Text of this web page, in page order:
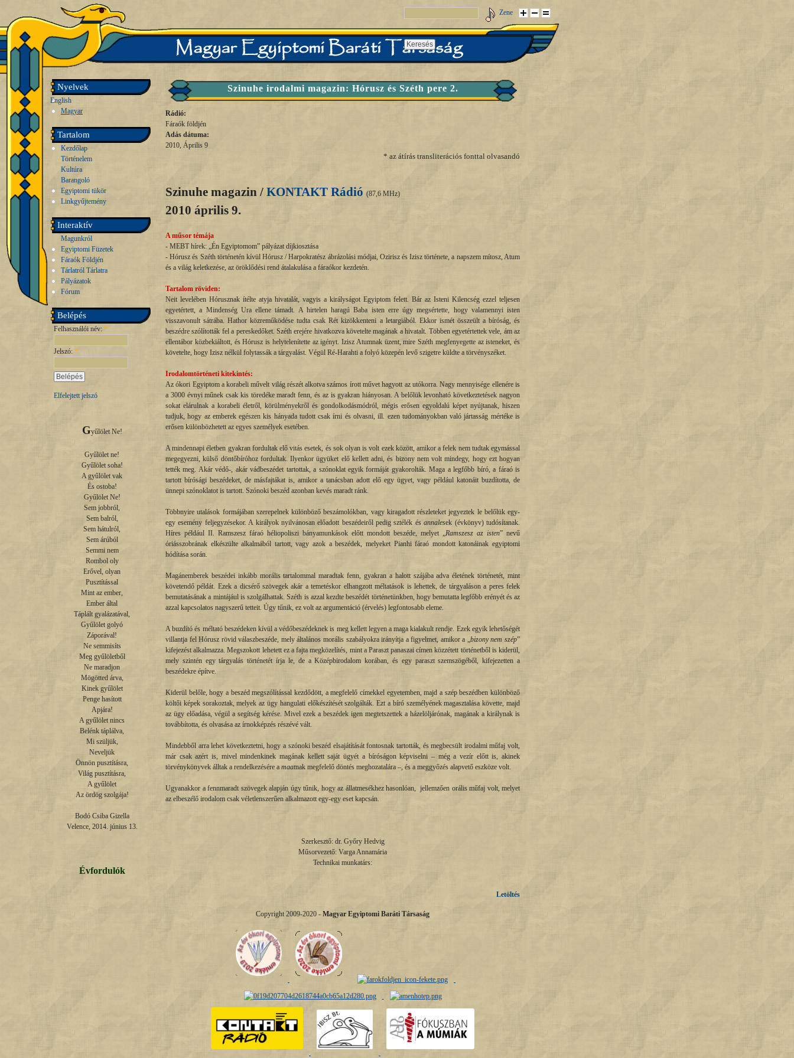
Zene
Nyelvek
English
Magyar
Tartalom
Kezdőlap
Történelem
Kultúra
Barangoló
Egyiptomi tükör
Linkgyűjtemény
Interaktív
Magunkról
Egyiptomi Füzetek
Fáraók Földjén
Tárlatról Tárlatra
Pályázatok
Fórum
Belépés
Felhasználói név: *
Jelszó: *
Elfelejtett jelszó
Gyűlölet Ne!
Gyűlölet ne!
Gyűlölet soha!
A gyűlölet vak
És ostoba!
Gyűlölet Ne!
Sem jobbról,
Sem balról,
Sem hátulról,
Sem árúból
Semmi nem
Rombol oly
Erővel, olyan
Pusztítással
Mint az ember,
Ember által
Táplált gyalázatával,
Gyűlölet golyó
Záporával!
Ne semmisíts
Meg gyűlöletből
Ne maradjon
Mögötted árva,
Kinek gyűlölet
Penge hasított
Apjára!
A gyűlölet nincs
Belénk táplálva,
Mi szüljük,
Neveljük
Önnön pusztításra,
Világ pusztításra,
A gyűlölet
Az ördög szolgája!
Bodó Csiba Gizella
Velence, 2014. június 13.
Évfordulók
Szinuhe irodalmi magazin: Hórusz és Széth pere 2.
Rádió:
Fáraók földjén
Adás dátuma:
2010, Április 9
* az átírás transliterációs fonttal olvasandó
Szinuhe magazin / KONTAKT Rádió (87,6 MHz)
2010 április 9.
A műsor témája
- MEBT hírek: „Én Egyiptomom” pályázat díjkiosztása
- Hórusz és Széth történetén kívül Hórusz / Harpokratész ábrázolási módjai, Ozirisz és Izisz története, a napszem mítosz, Atum
és a világ keletkezése, az öröklődési rend átalakulása a fáraókor kezdetén.
Tartalom röviden:
Neit levelében Hórusznak ítélte atyja hivatalát, vagyis a királyságot Egyiptom felett. Bár az Isteni Kilencség ezzel teljesen
egyetértett, a Mindenség Ura ellene támadt. A hirtelen haragú Baba isten erre úgy megsértette, hogy valamennyi isten
visszavonult sátrába. Hathor közreműködése tudta csak Rét kizökkenteni a letargiából. Ekkor ismét összeült a bíróság, és
beszédre szólították fel a pereskedőket. Széth erejére hivatkozva követelte magának a hivatalt. Többen egyetértettek vele, ám az
ellentábor közbekiáltott, és Hórusz is helytelenítette az igényt. Izisz Atumnak üzent, mire Széth megfenyegette az isteneket, és
követelte, hogy Izisz nélkül folytassák a tárgyalást. Végül Ré-Harahti a folyó közepén levő szigetre küldte a törvényszéket.
Irodalomtörténeti kitekintés:
Az ókori Egyiptom a korabeli művelt világ részét alkotva számos írott művet hagyott az utókorra. Nagy mennyisége ellenére is
a 3000 évnyi műnek csak kis töredéke maradt fenn, és az is gyakran hiányosan. A belőlük levonható következtetések nagyon
sokat elárulnak a korabeli életről, körülményekről és gondolkodásmódról, mégis erősen egyoldalú képet nyújtanak, hiszen
tudjuk, hogy az emberek egészen kis hányada tudott csak írni és olvasni, ill. ezen tudományokban való jártasság mértéke is
erősen különbözhetett az egyes személyek esetében.
A mindennapi életben gyakran fordultak elő vitás esetek, és sok olyan is volt ezek között, amikor a felek nem tudtak egymással
megegyezni, külső döntőbíróhoz fordultak. Ilyenkor ügyüket elő kellett adni, és bizony nem volt mindegy, hogy ezt hogyan
tették meg. Akár védő-, akár vádbeszédet tartottak, a szónoklat egyik formáját gyakorolták. Maga a legfőbb bíró, a fáraó is
tartott bírósági beszédeket, de másfajtákat is, amikor a tanácsban adott elő egy ügyet, vagy például katonáit buzdította, de
ünnepi szónoklatot is tartott. Szónoki beszéd azonban kevés maradt ránk.
Többnyire utalások formájában szerepelnek különböző beszámolókban, vagy kiragadott részleteket jegyeztek le belőlük egy-
egy esemény feljegyzésekor. A királyok nyilvánosan előadott beszédeiről pedig sztélék ésannalesek (évkönyv) tudósítanak.
Híres például II. Ramszesz fáraó héliopoliszi bányamunkások előtt mondott beszéde, melyet „Ramszesz az isten” nevű
óriásszobrának elkészülte alkalmából tartott, vagy azok a beszédek, melyeket Pianhi fáraó mondott katonáinak egyiptomi
hódítása során.
Magánemberek beszédei inkább morális tartalommal maradtak fenn, gyakran a halott szájába adva életének történetét, mint
követendő példát. Ezek a dicsérő szövegek akár a temetéskor elhangzott méltatások is lehettek, de tárgyaláson a peres felek
bemutatásának a mintájául is szolgálhattak. Széth is azzal kezdte beszédét történetünkben, hogy bemutatta legfőbb erényét és az
azzal kapcsolatos nagyszerű tetteit. Úgy tűnik, ez volt az argumentáció (érvelés) legfontosabb eleme.
A buzdító és méltató beszédeken kívül a védőbeszédeknek is meg kellett legyen a maga kialakult rendje. Ezek egyik lehetőségét
villantja fel Hórusz rövid válaszbeszéde, mely általános morális szabályokra irányítja a figyelmet, amikor a „bizony nem szép”
kifejezést alkalmazza. Megszokott lehetett ez a fajta megközelítés, mint a Paraszt panaszai címen közzétett történetből is kiderül,
mely szintén egy tárgyalás történetét írja le, de a Középbirodalom korában, és egy paraszt szemszögéből, kifejezetten a
beszédekre építve.
Kiderül belőle, hogy a beszéd megszólítással kezdődött, a megfelelő címekkel egyetemben, majd a szép beszédben különböző
költői képek sorakoztak, melyek az ügy hangulati előkészítését szolgálták. Ezt a bíró személyének magasztalása követte, majd
az ügy előadása, végül a segítség kérése. Mivel ezek a beszédek igen megtetszettek a házelöljárónak, magának a királynak is
továbbította, és olvasása az írnokképzés részévé vált.
Mindebből arra lehet következtetni, hogy a szónoki beszéd elsajátítását fontosnak tartották, és megbecsült irodalmi műfaj volt,
már csak azért is, mivel mindenkinek magának kellett saját ügyét a bíróságon képviselni – még a vezír előtt is, akinek
törvénykönyvek álltak a rendelkezésére a maatnak megfelelő döntés meghozatalára –, és a meggyőzés alapvető eszköze volt.
Ugyanakkor a fennmaradt szövegek alapján úgy tűnik, hogy az állatmesékhez hasonlóan, jellemzően orális műfaj volt, melyet
az elbeszélő irodalom csak véletlenszerűen alkalmazott egy-egy eset kapcsán.
Szerkesztő: dr. Győry Hedvig
Műsorvezető: Varga Annamária
Technikai munkatárs:
Letöltés
Copyright 2009-2020 - Magyar Egyiptomi Baráti Társaság